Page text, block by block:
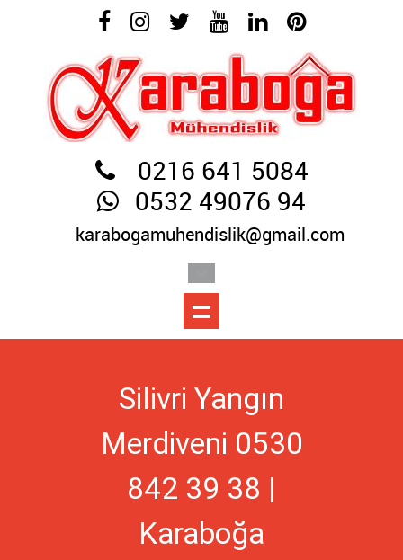
0216 641 5084
0532 49076 94
karabogamuhendislik@gmail.com
Silivri Yangın
Merdiveni 0530
842 39 38 |
Karaboğa